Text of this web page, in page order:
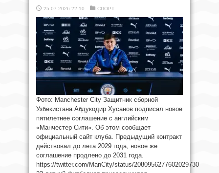
25.07.2026 22:10 СПОРТ
Фото: Manchester City Защитник сборной
Узбекистана Абдукодир Хусанов подписал новое
пятилетнее соглашение с английским
«Манчестер Сити». Об этом сообщает
официальный сайт клуба. Предыдущий контракт
действовал до лета 2029 года, новое же
соглашение продлено до 2031 года.
https://twitter.com/ManCity/status/2080956277602029730